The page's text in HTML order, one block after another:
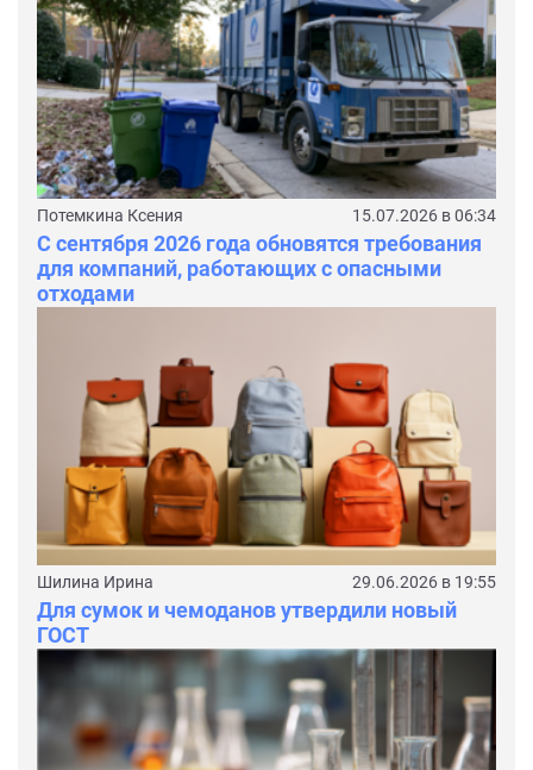
Потемкина Ксения 15.07.2026 в 06:34
С сентября 2026 года обновятся требования
для компаний, работающих с опасными
отходами
Шилина Ирина 29.06.2026 в 19:55
Для сумок и чемоданов утвердили новый
ГОСТ